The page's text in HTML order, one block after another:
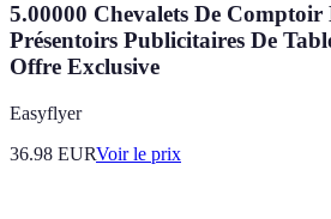
5.00000 Chevalets De
Présentoirs Publicitaires De
Offre Exclusive
Easyflyer
36.98 EURVoir le prix